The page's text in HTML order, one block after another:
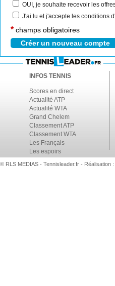
OUI, je souhaite recevoir les
J'ai lu et j'accepte les conditions
* champs obligatoires
INFOS TENNIS
Scores en direct
Actualité ATP
Actualité WTA
Grand Chelem
Classement ATP
Classement WTA
Les Français
Les espoirs
© RLS MEDIAS - Tennisleader.fr - Réalisation :